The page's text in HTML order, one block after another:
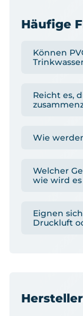
Häufige
Können
Reicht es,
Wie
Welcher
wie wird
Eignen
Druckluft